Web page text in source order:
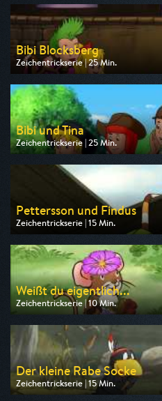
Bibi Blocksberg
Zeichentrickserie | 25 Min.
Ausgestrahlt von ZDF
am 08.08.2026, 07:30
Bibi und Tina
Zeichentrickserie | 25 Min.
Ausgestrahlt von ZDF
am 08.08.2026, 09:10
Pettersson und Findus
Zeichentrickserie | 15 Min.
Ausgestrahlt von ZDF
am 09.08.2026, 06:45
Weißt du eigentlich...
Zeichentrickserie | 10 Min.
Ausgestrahlt von KiKA
am 08.08.2026, 09:10
Der kleine Rabe Socke
Zeichentrickserie | 15 Min.
Ausgestrahlt von KiKA